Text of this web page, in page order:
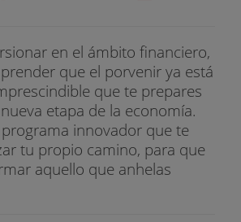
en el ámbito financiero,
que el porvenir ya está
que te prepares
etapa de la economía.
programa innovador que te
tu propio camino, para que
aquello que anhelas